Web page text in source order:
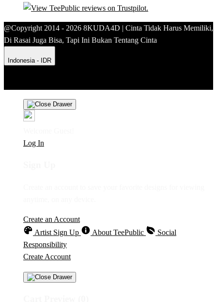
@Copyright 2014 - 2026 8KUDA4D | Cinta Tidak Harus Memiliki,
Di Rasai Juga Bisa, Tapi Ini Bukan Tentang Cinta
Indonesia - IDR
Log In
Create an Account
Artist Sign Up
About TeePublic
Social
Responsibility
Create Account